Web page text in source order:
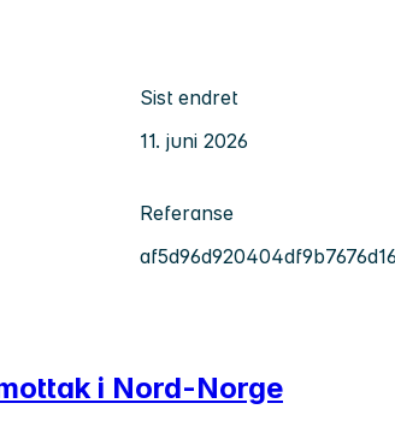
Sist endret
11. juni 2026
Referanse
i Nord-Norge